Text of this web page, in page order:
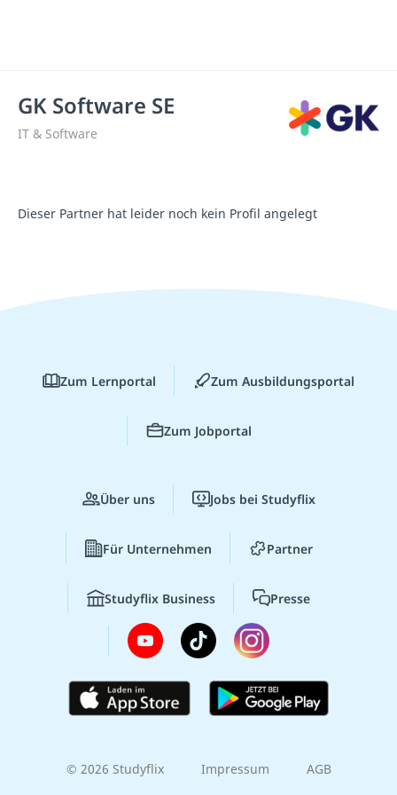
GK Software SE
IT & Software
Dieser Partner hat leider noch kein Profil angelegt
Zum Lernportal Zum Ausbildungsportal
Zum Jobportal
Über uns Jobs bei Studyflix
Für Unternehmen Partner
Studyflix Business Presse
© 2026 Studyflix Impressum AGB